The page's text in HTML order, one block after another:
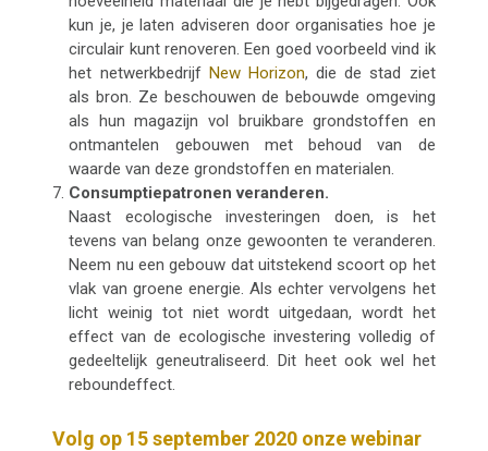
kun je, je laten adviseren door organisaties hoe je
circulair kunt renoveren. Een goed voorbeeld vind ik
het netwerkbedrijf New Horizon, die de stad ziet
als bron. Ze beschouwen de bebouwde omgeving
als hun magazijn vol bruikbare grondstoffen en
ontmantelen gebouwen met behoud van de
waarde van deze grondstoffen en materialen.
Consumptiepatronen veranderen.
Naast ecologische investeringen doen, is het
tevens van belang onze gewoonten te veranderen.
Neem nu een gebouw dat uitstekend scoort op het
vlak van groene energie. Als echter vervolgens het
licht weinig tot niet wordt uitgedaan, wordt het
effect van de ecologische investering volledig of
gedeeltelijk geneutraliseerd. Dit heet ook wel het
reboundeffect.
Volg op 15 september 2020 onze webinar